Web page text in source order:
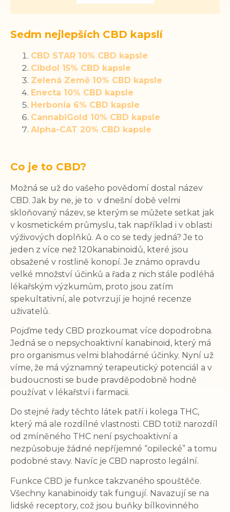
Sedm nejlepších CBD kapslí
CBD STAR 10% CBD kapsle
Cibdol 15% CBD kapsle
Zelená Země 10% CBD kapsle
Enecta 10% CBD kapsle
Herbonia 6% CBD kapsle
CannabiGold 10% CBD kapsle
Alpha-CAT 20% CBD kapsle
Co je to CBD?
Možná se už do vašeho povědomí dostal název
CBD. Jak by ne, je to v dnešní době velmi
skloňovaný název, se kterým se můžete setkat jak
v kosmetickém průmyslu, tak například i v oblasti
výživových doplňků. A o co se tedy jedná? Je to
jeden z více než 120kanabinoidů, které jsou
obsažené v rostlině konopí. Je známo opravdu
velké množství účinků a řada z nich stále podléhá
lékařským výzkumům, proto jsou zatím
spekultativní, ale potvrzují je hojné recenze
uživatelů.
Pojďme tedy CBD prozkoumat více dopodrobna.
Jedná se o nepsychoaktivní kanabinoid, který má
pro organismus velmi blahodárné účinky. Nyní už
víme, že má významný terapeutický potenciál a v
budoucnosti se bude pravděpodobně hodně
používat v lékařství i farmacii.
Do stejné řady těchto látek patří i kolega THC,
který má ale rozdílné vlastnosti. CBD totiž narozdíl
od zmíněného THC není psychoaktivní a
nezpůsobuje žádné nepříjemné “opilecké” a tomu
podobné stavy. Navíc je CBD naprosto legální.
Funkce CBD je funkce takzvaného spouštěče.
Všechny kanabinoidy tak fungují. Navazují se na
lidské receptory, což jsou buňky bílkovinného